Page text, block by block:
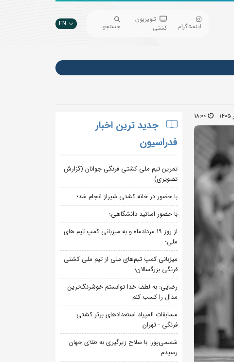
اینستاگرام
تلویزیون
کشتی
جستجو... EN
18:00
جدید ترین اخبار
فدراسیون
تمرین تیم ملی کشتی فرنگی جوانان (گزارش
تصویری)
با حضور در خانه کشتی شیراز انجام شد؛
با حضور اساتید دانشگاهی؛
از روز 19 مردادماه و به میزبانی کمپ تیم های
ملی؛
میزبانی کمپ تیم‌های ملی از تیم ملی کشتی
فرنگی بزرگسالان؛
رضایی: به لطف خدا توانستم خوشرنگ‌ترین
مدال را کسب کنم
مسابقات المپیاد استعدادهای برتر کشتی
فرنگی - تهران
شمسی‌پور: با سلاح زیرگیری به طلای جهان
رسیدم